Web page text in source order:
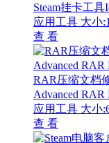
Steam挂卡工
应用工具 大小
查 看
RAR压缩文档
Advanced
应用工具 大小
查 看